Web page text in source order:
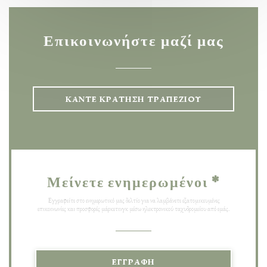
Επικοινωνήστε μαζί μας
ΚΆΝΤΕ ΚΡΆΤΗΣΗ ΤΡΑΠΕΖΙΟΎ
Μείνετε ενημερωμένοι *
Εγγραφείτε στο ενημερωτικό μας δελτίο για να λαμβάνετε εξατομικευμένες
επικοινωνίες και προσφορές μάρκετινγκ μέσω ηλεκτρονικού ταχυδρομείου από εμάς.
ΕΓΓΡΑΦΉ